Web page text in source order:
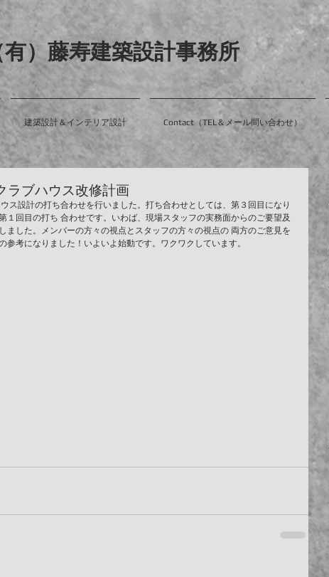
有）藤寿建築設計事務所
建築設計＆インテリア設計 Contact（TEL＆メール問い合わせ）
ラブハウス改修計画
ス設計の打ち合わせを行いました。打ち合わせとしては、第３回目になり
１回目の打ち 合わせです。いわば、現場スタッフの実務面からのご要望及
ました。メンバーの方々の視点とスタッフの方々の視点の 両方のご意見を
考になりました！いよいよ始動です。ワクワクしています。